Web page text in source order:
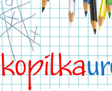
kopilka